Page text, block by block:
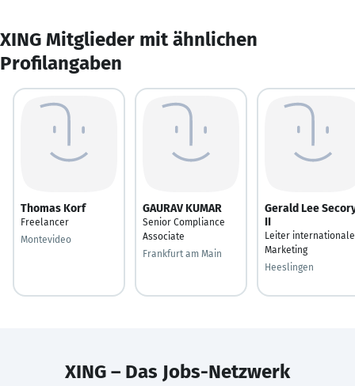
XING Mitglieder mit ähnlichen
Profilangaben
Thomas Korf
Freelancer
Montevideo
GAURAV KUMAR
Senior Compliance
Associate
Frankfurt am Main
Gerald Lee
II
Leiter
Marketing
Heeslingen
XING – Das Jobs-Netzwerk